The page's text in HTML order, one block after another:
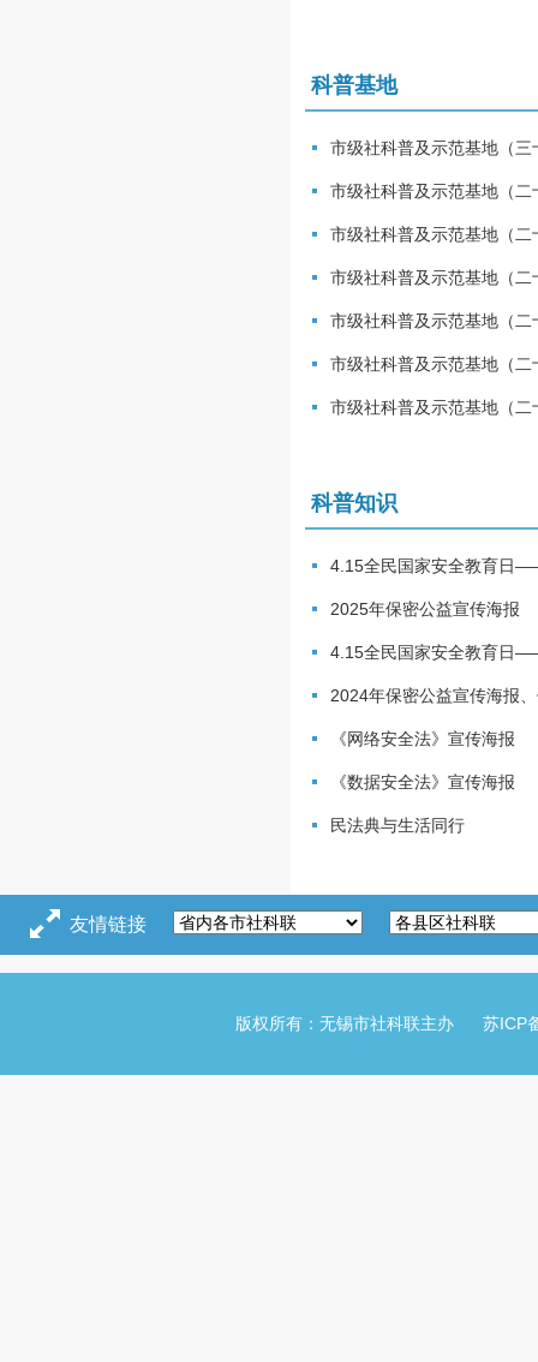
科普基地
市级社科普及示范基地（
市级社科普及示范基地（
市级社科普及示范基地（
市级社科普及示范基地（
市级社科普及示范基地（
市级社科普及示范基地（
市级社科普及示范基地（
科普知识
4.15全民国家安全教育日
2025年保密公益宣传海报
4.15全民国家安全教育日
2024年保密公益宣传海报
《网络安全法》宣传海报
《数据安全法》宣传海报
民法典与生活同行
友情链接
版权所有：无锡市社科联主办 苏ICP